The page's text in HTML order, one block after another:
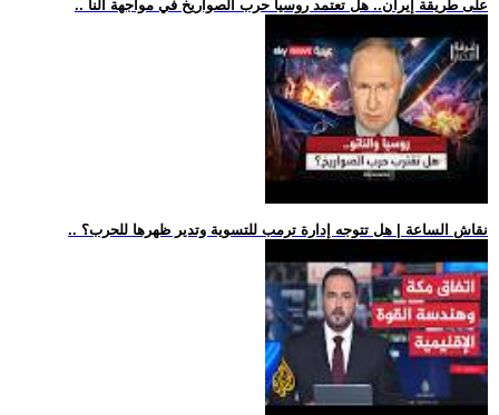
.. على طريقة إيران.. هل تعتمد روسيا حرب الصواريخ في مواجهة النا
.. نقاش الساعة | هل تتوجه إدارة ترمب للتسوية وتدير ظهرها للحرب؟